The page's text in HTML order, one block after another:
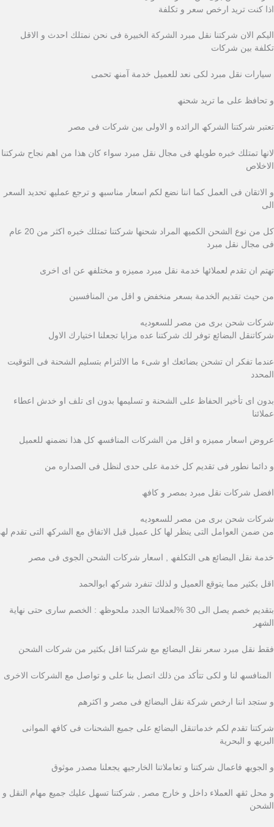
اذا كنت ترید ارخص سعر و تكلفة
الیكم الان شركتنا نقل مبرد الشركة الخبیرة فى نحن نمتلك احدث و الاقل
تكلفة بین شركات
سیارات نقل مبرد لكى نعد للعمیل خدمة آمنھ تحمى
و تحافظ على ما ترید شحنھ
تعتبر شركتنا الشركھ الرائده و الاولى بین شركات فى مصر
لانھا تمتلك خبره طویلھ فى مجال نقل مبرد سواء كان ھذا من اھم نجاح شركتنا
الاخلاص
و الاتقان فى العمل كما اننا نضع لكم اسعار مناسبھ و ترجع عملیھ تحدید السعر
الى
كل من نوع الشحن الكمیھ المراد شحنھا شركتنا تمتلك خبره اكثر من 20 عام
فى مجال نقل مبرد
تھتم ان تقدم لعملائھا خدمة نقل مبرد ممیزه و مختلفھ عن اى اخرى
من حیث تقدیم الخدمة بسعر منخفض و اقل من المنافسین
شركات شحن برى من مصر للسعوديه
شركاتنقل البضائع توفر لك شركتنا عده مزایا تجعلنا اختیارك الاول
عندما تفكر ان تشحن بضائعك او شىء ما الالتزام بتسلیم الشحنة فى التوقیت
المحدد
بدون اى تأخیر الحفاظ على الشحنة و تسلیمھا بدون اى تلف او خدش اعطاء
عملائنا
عروض اسعار ممیزه و اقل من الشركات المنافسھ كل ھذا نضمنھ للعمیل
و دائما نطور فى تقدیم كل خدمة على حدى لنظل فى الصداره من
افضل شركات نقل مبرد بمصر و كافھ
شركات شحن برى من مصر للسعوديه
من ضمن العوامل التى ینظر لھا كل عمیل قبل الاتفاق مع الشركھ التى تقدم لھ
خدمة نقل البضائع ھى التكلفھ , اسعار شركات الشحن الجوى فى مصر
اقل بكثیر مما یتوقع العمیل و لذلك تنفرد شركھ ابوالحمد
بتقدیم خصم یصل الى 30 %لعملائنا الجدد ملحوظھ : الخصم سارى حتى نھایة
الشھر
فقط نقل مبرد سعر نقل البضائع مع شركتنا اقل بكثیر من شركات الشحن
المنافسھ لنا و لكى تتأكد من ذلك اتصل بنا على و تواصل مع الشركات الاخرى
و ستجد اننا ارخص شركة نقل البضائع فى مصر و اكثرھم
شركتنا تقدم لكم خدماتنقل البضائع على جمیع الشحنات فى كافھ الموانى
البریھ و البحریة
و الجویھ فاعمال شركتنا و تعاملاتنا الخارجیھ یجعلنا مصدر موثوق
و محل ثقھ العملاء داخل و خارج مصر , شركتنا تسھل علیك جمیع مھام النقل و
الشحن